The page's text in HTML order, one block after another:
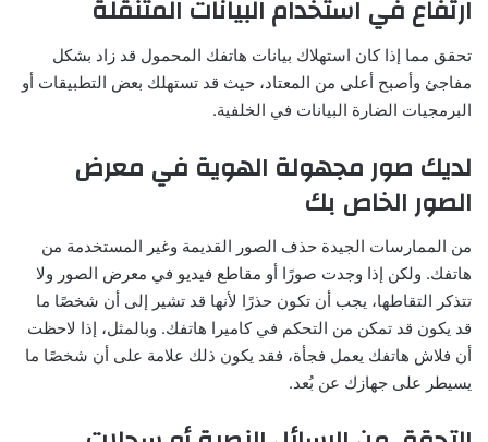
ارتفاع في استخدام البيانات المتنقلة
تحقق مما إذا كان استهلاك بيانات هاتفك المحمول قد زاد بشكل
مفاجئ وأصبح أعلى من المعتاد، حيث قد تستهلك بعض التطبيقات أو
البرمجيات الضارة البيانات في الخلفية.
لديك صور مجهولة الهوية في معرض
الصور الخاص بك
من الممارسات الجيدة حذف الصور القديمة وغير المستخدمة من
هاتفك. ولكن إذا وجدت صورًا أو مقاطع فيديو في معرض الصور ولا
تتذكر التقاطها، يجب أن تكون حذرًا لأنها قد تشير إلى أن شخصًا ما
قد يكون قد تمكن من التحكم في كاميرا هاتفك. وبالمثل، إذا لاحظت
أن فلاش هاتفك يعمل فجأة، فقد يكون ذلك علامة على أن شخصًا ما
يسيطر على جهازك عن بُعد.